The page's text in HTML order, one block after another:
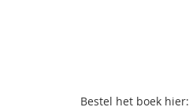
Bestel het boek hier: